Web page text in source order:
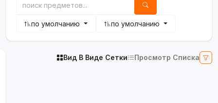
по умолчанию по умолчанию
Вид В Виде Сетки Просмотр Списка